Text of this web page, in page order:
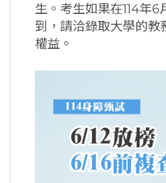
生。考生如果在114年6
到，請洽錄取大學的教
權益。